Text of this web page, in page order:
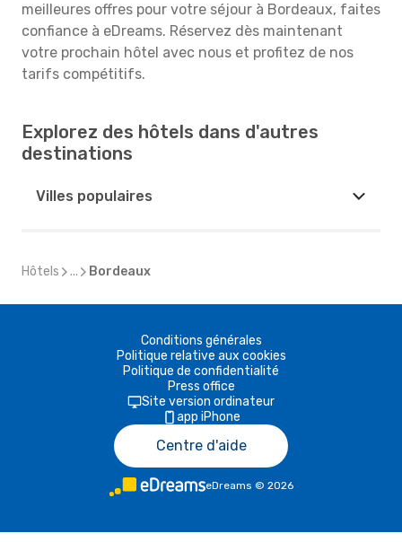
meilleures offres pour votre séjour à Bordeaux, faites
confiance à eDreams. Réservez dès maintenant
votre prochain hôtel avec nous et profitez de nos
tarifs compétitifs.
Explorez des hôtels dans d'autres
destinations
Villes populaires
Hôtels ... Bordeaux
Conditions générales
Politique relative aux cookies
Politique de confidentialité
Press office
Site version ordinateur
app iPhone
Centre d'aide
eDreams © 2026